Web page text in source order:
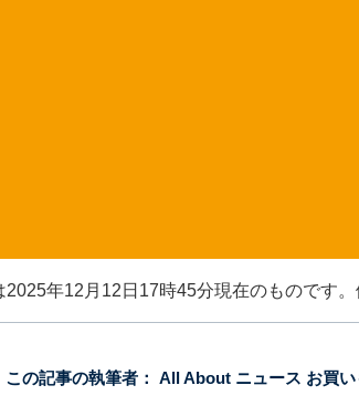
年12月12日17時45分現在のものです。
この記事の執筆者： All About ニュース お買い